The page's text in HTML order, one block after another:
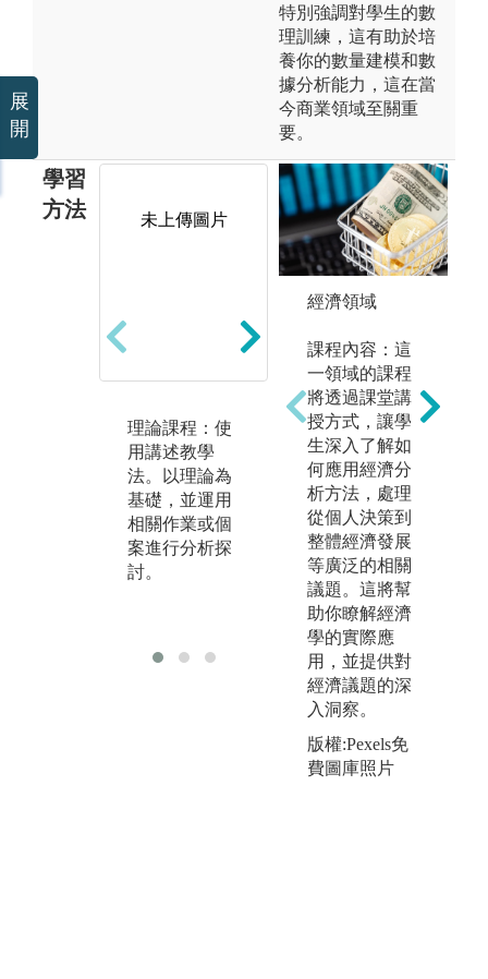
特別強調對學生的數
理訓練，這有助於培
養你的數量建模和數
據分析能力，這在當
今商業領域至關重
要。
學習
方法
未上傳圖片
理論課程：使
用講述教學
法。以理論為
基礎，並運用
相關作業或個
案進行分析探
討。
未上傳圖片
應用課程：使
用統計及計量
方法，分析財
務或經濟歷史
資料庫，包涵
資料擷取與實
證操作。
經濟領域
課程內容：這
一領域的課程
將透過課堂講
授方式，讓學
生深入了解如
何應用經濟分
析方法，處理
從個人決策到
整體經濟發展
等廣泛的相關
議題。這將幫
助你瞭解經濟
學的實際應
用，並提供對
經濟議題的深
入洞察。
版權:Pexels免
費圖庫照片
展
開